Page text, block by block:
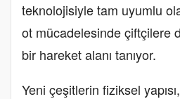
teknolojisiyle tam uyumlu
ot mücadelesinde çiftçilere
bir hareket alanı tanıyor.
Yeni çeşitlerin fiziksel